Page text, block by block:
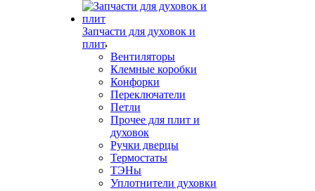
Запчасти для духовок и
плит
Вентиляторы
Клемные коробки
Конфорки
Переключатели
Петли
Прочее для плит и
духовок
Ручки дверцы
Термостаты
ТЭНы
Уплотнители духовки